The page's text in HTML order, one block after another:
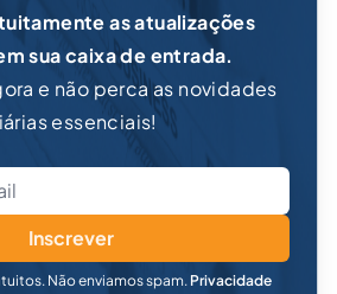
as atualizações
sua caixa de entrada.
e não perca as novidades
essenciais!
Inscrever
Não enviamos spam. Privacidade